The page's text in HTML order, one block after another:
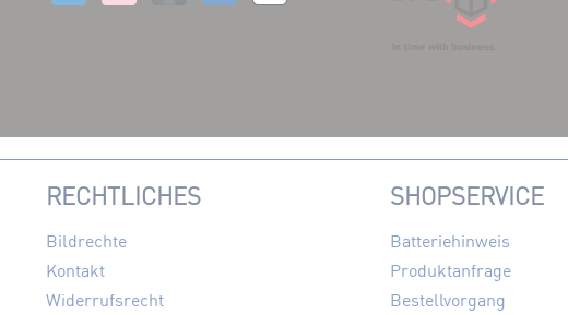
RECHTLICHES
Bildrechte
Kontakt
Widerrufsrecht
SHOPSERVICE
Batteriehinweis
Produktanfrage
Bestellvorgang